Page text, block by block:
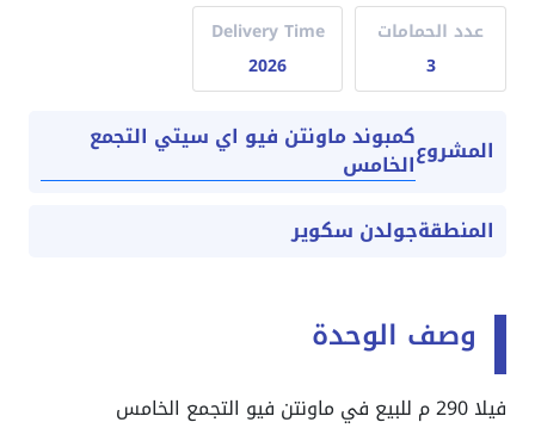
عدد الحمامات
3
Delivery Time
2026
المشروعكمبوند ماونتن فيو اي سيتي التجمع
الخامس
المنطقةجولدن سكوير
وصف الوحدة
فيلا 290 م للبيع في ماونتن فيو التجمع الخامس